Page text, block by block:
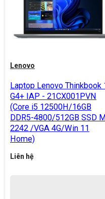
Lenovo
Laptop Lenovo Thinkbook
G4+ IAP - 21CX001PVN
(Core i5 12500H/16GB
DDR5-4800/512GB SSD
2242 /VGA 4G/Win 11
Home)
Liên hệ